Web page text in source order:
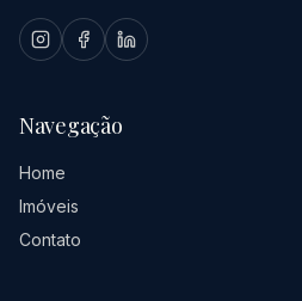
Navegação
Home
Imóveis
Contato